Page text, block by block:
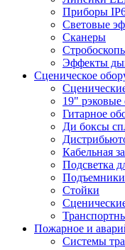
Приборы
Световые
Сканеры
Эффекты
Сценическое
19" рэковые
Гитарное
Ди боксы
Кабельная
Подсветка
Подъемники
Стойки
Пожарное и
Cистемы